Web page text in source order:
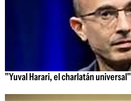
"Yuval Harari, el charlatán universal"